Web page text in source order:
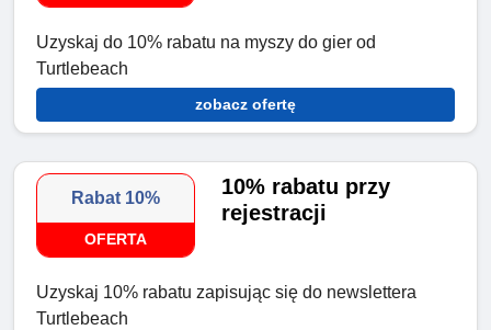
Uzyskaj do 10% rabatu na myszy do gier od
Turtlebeach
zobacz ofertę
Rabat 10%
OFERTA
10% rabatu przy
rejestracji
Uzyskaj 10% rabatu zapisując się do newslettera
Turtlebeach